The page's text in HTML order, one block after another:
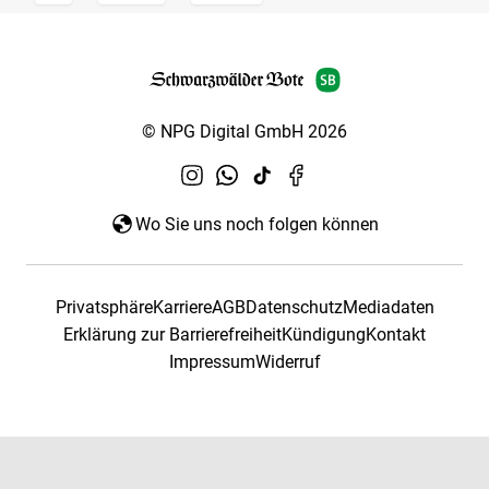
© NPG Digital GmbH 2026
Wo Sie uns noch folgen können
PrivatsphäreKarriereAGBDatenschutzMediadaten
Erklärung zur BarrierefreiheitKündigungKontakt
ImpressumWiderruf